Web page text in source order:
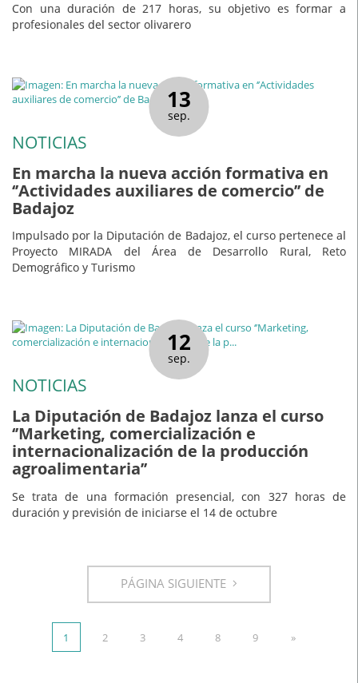
Con una duración de 217 horas, su objetivo es formar a
profesionales del sector olivarero
13
sep.
NOTICIAS
En marcha la nueva acción formativa en
‘’Actividades auxiliares de comercio’’ de
Badajoz
Impulsado por la Diputación de Badajoz, el curso pertenece al
Proyecto MIRADA del Área de Desarrollo Rural, Reto
Demográfico y Turismo
12
sep.
NOTICIAS
La Diputación de Badajoz lanza el curso
‘’Marketing, comercialización e
internacionalización de la producción
agroalimentaria’’
Se trata de una formación presencial, con 327 horas de
duración y previsión de iniciarse el 14 de octubre
PÁGINA SIGUIENTE
1 2 3 4 8 9 »